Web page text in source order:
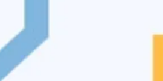
af din bolig, og derfor er varmen
at få et overblik og se, at om
på varmen